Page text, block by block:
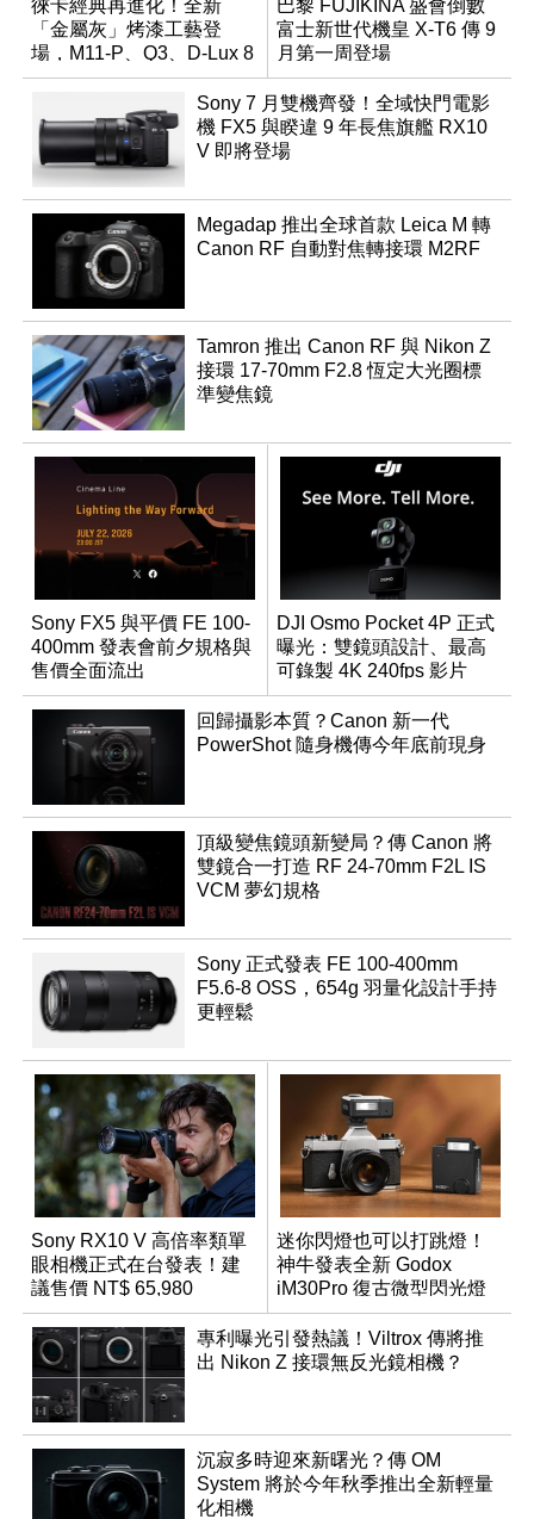
徠卡經典再進化！全新
「金屬灰」烤漆工藝登
場，M11-P、Q3、D-Lux 8
領銜換裝
巴黎 FUJIKINA 盛會倒數
富士新世代機皇 X-T6 傳 9
月第一周登場
Sony 7 月雙機齊發！全域快門電影
機 FX5 與睽違 9 年長焦旗艦 RX10
V 即將登場
Megadap 推出全球首款 Leica M 轉
Canon RF 自動對焦轉接環 M2RF
Tamron 推出 Canon RF 與 Nikon Z
接環 17-70mm F2.8 恆定大光圈標
準變焦鏡
Sony FX5 與平價 FE 100-
400mm 發表會前夕規格與
售價全面流出
DJI Osmo Pocket 4P 正式
曝光：雙鏡頭設計、最高
可錄製 4K 240fps 影片
回歸攝影本質？Canon 新一代
PowerShot 隨身機傳今年底前現身
頂級變焦鏡頭新變局？傳 Canon 將
雙鏡合一打造 RF 24-70mm F2L IS
VCM 夢幻規格
Sony 正式發表 FE 100-400mm
F5.6-8 OSS，654g 羽量化設計手持
更輕鬆
Sony RX10 V 高倍率類單
眼相機正式在台發表！建
議售價 NT$ 65,980
迷你閃燈也可以打跳燈！
神牛發表全新 Godox
iM30Pro 復古微型閃光燈
專利曝光引發熱議！Viltrox 傳將推
出 Nikon Z 接環無反光鏡相機？
沉寂多時迎來新曙光？傳 OM
System 將於今年秋季推出全新輕量
化相機